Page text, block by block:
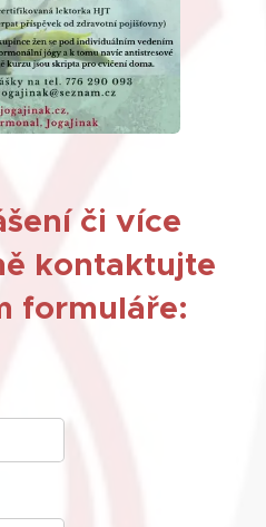
či více
kontaktujte
formuláře: